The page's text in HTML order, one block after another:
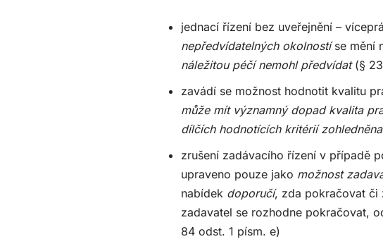
jednací řízení bez uveřejnění –
nepředvídatelných okolnostíse mění
náležitou péčí nemohl předvídat (§
zavádí se možnost hodnotit kvalitu
může mít významný dopad kvalita
dílčích hodnotících kritérií
zrušení zadávacího řízení v případě
upraveno pouze jako možnost
nabídek doporučí, zda pokračovat či
zadavatel se rozhodne pokračovat,
84 odst. 1 písm. e)